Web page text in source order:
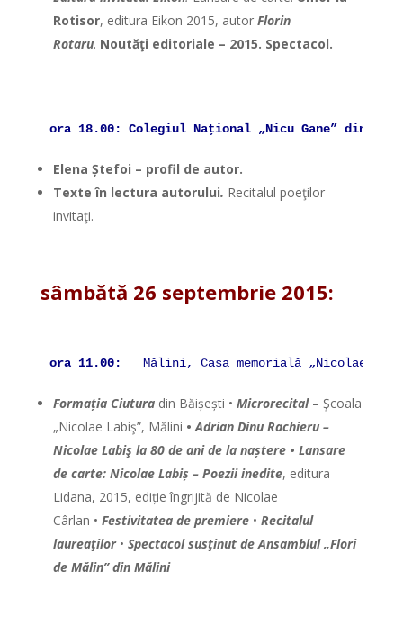
Rotisor, editura Eikon 2015, autor Florin
Rotaru. Noutăţi editoriale – 2015. Spectacol.
ora 18.00: Colegiul Naţional „Nicu Gane” din
Elena Ștefoi – profil de autor.
Texte în lectura autorului. Recitalul poeţilor
invitaţi.
sâmbătă 26 septembrie 2015:
ora 11.00: Mălini, Casa memorială „Nicolae
Formația Ciutura din Băișești • Microrecital – Şcoala
„Nicolae Labiş”, Mălini •Adrian Dinu Rachieru –
Nicolae Labiş la 80 de ani de la naștere • Lansare
de carte: Nicolae Labiș – Poezii inedite, editura
Lidana, 2015, ediție îngrijită de Nicolae
Cârlan • Festivitatea de premiere • Recitalul
laureaţilor • Spectacol susţinut de Ansamblul „Flori
de Mălin” din Mălini